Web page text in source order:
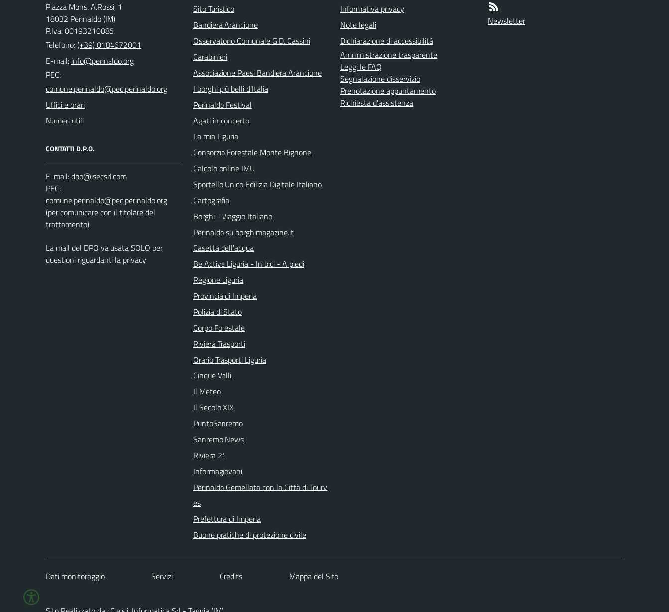
Piazza Mons. A.Rossi, 1
18032 Perinaldo (IM)
P.Iva: 00193210085
Telefono:(+39) 0184672001
E-mail:
PEC:
Uffici e orari
Numeri utili
CONTATTI D.P.O.
E-mail:
PEC:
(per comunicare con il titolare del
trattamento)
La mail del DPO va usata SOLO per
questioni riguardanti la privacy
Sito Turistico
Bandiera Arancione
Osservatorio Comunale G.D. Cassini
Carabinieri
Associazione Paesi Bandiera Arancione
I borghi più belli d’Italia
Perinaldo Festival
Agati in concerto
La mia Liguria
Consorzio Forestale Monte Bignone
Calcolo online IMU
Sportello Unico Edilizia Digitale Italiano
Cartografia
Borghi - Viaggio Italiano
Perinaldo su borghimagazine.it
Casetta dell'acqua
Be Active Liguria - In bici - A piedi
Regione Liguria
Provincia di Imperia
Polizia di Stato
Corpo Forestale
Riviera Trasporti
Orario Trasporti Liguria
Cinque Valli
Il Meteo
Il Secolo XIX
PuntoSanremo
Sanremo News
Riviera 24
Informagiovani
Perinaldo Gemellata con la Città di Tourv
es
Prefettura di Imperia
Buone pratiche di protezione civile
Informativa privacy
Note legali
Dichiarazione di accessibilità
Amministrazione trasparente
Leggi le FAQ
Segnalazione disservizio
Prenotazione appuntamento
Richiesta d'assistenza
Newsletter
Dati monitoraggio Servizi Credits Mappa del Sito